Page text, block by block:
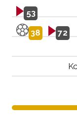
53
38 72